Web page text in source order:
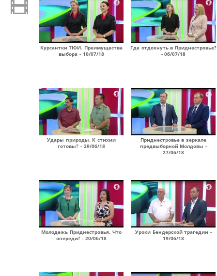
Курсантки ТЮИ. Преимущества
выбора - 10/07/18
Где отдохнуть в Приднестровье?
- 06/07/18
Удары природы. К стихии
готовы? - 29/06/18
Приднестровье в зеркале
предвыборной Молдовы -
27/06/18
Молодежь Приднестровья. Что
впереди? - 20/06/18
Уроки Бендерской трагедии -
19/06/18